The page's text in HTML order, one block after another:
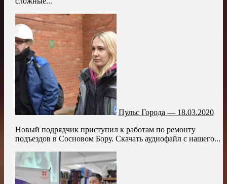
Пульс Города — 18.03.2020
Новый подрядчик приступил к работам по ремонту
подъездов в Сосновом Бору. Скачать аудиофайл с нашего...